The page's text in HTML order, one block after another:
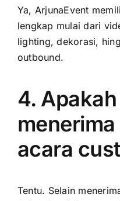
Ya, ArjunaEvent
lengkap mulai dari
lighting, dekorasi,
outbound.
4.
acara
Tentu. Selain